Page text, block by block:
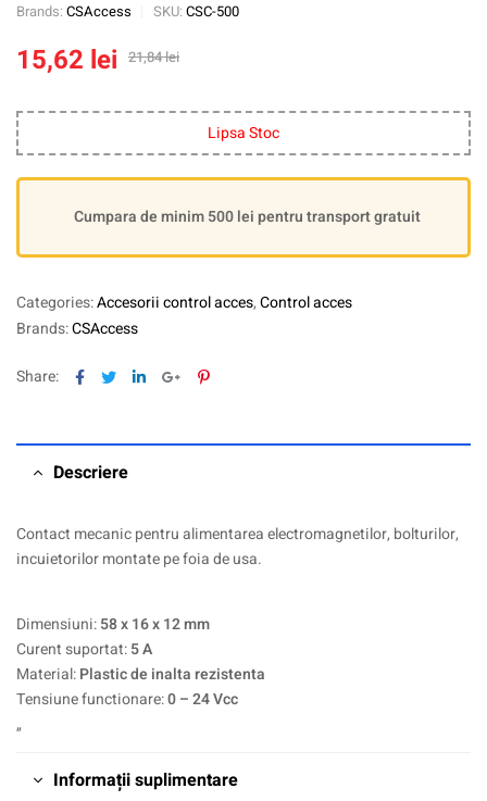
Brands: CSAccess SKU: CSC-500
21,84lei
15,62 lei
Lipsa Stoc
Cumpara de minim 500 lei pentru transport gratuit
Categories:Accesorii control acces,Control acces
Brands:CSAccess
Share: Facebook
TwitterLinkedinGoogle+Pinterest
Descriere
Contact mecanic pentru alimentarea electromagnetilor, bolturilor,
incuietorilor montate pe foia de usa.
Dimensiuni:58 x 16 x 12 mm
Curent suportat:5 A
Material:Plastic de inalta rezistenta
Tensiune functionare:0 – 24 Vcc
„
Informații suplimentare